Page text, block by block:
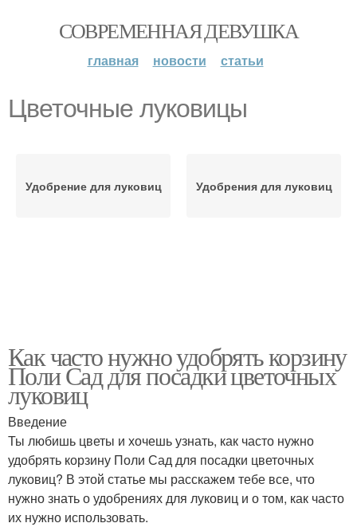
СОВРЕМЕННАЯ ДЕВУШКА
главная новости статьи
Цветочные луковицы
Удобрение для луковиц Удобрения для луковиц
Как часто нужно удобрять корзину
Поли Сад для посадки цветочных
луковиц
Введение
Ты любишь цветы и хочешь узнать, как часто нужно
удобрять корзину Поли Сад для посадки цветочных
луковиц? В этой статье мы расскажем тебе все, что
нужно знать о удобрениях для луковиц и о том, как часто
их нужно использовать.